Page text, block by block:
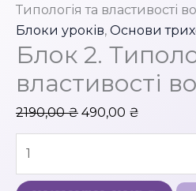
Типологія та властивості
Блоки уроків, Основи
Блок 2.
властивості
2190,00₴ Оригінальна
ціна:
490,00 ₴
ціна:
Типологія